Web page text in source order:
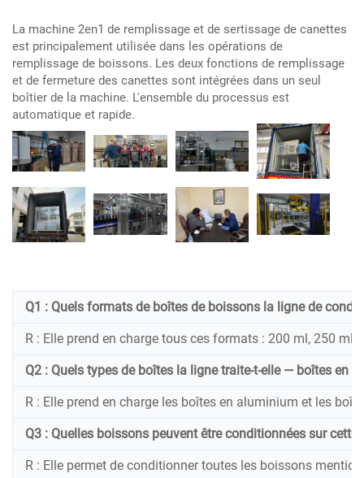
La machine 2en1 de remplissage et de sertissage de canettes
est principalement utilisée dans les opérations de
remplissage de boissons. Les deux fonctions de remplissage
et de fermeture des canettes sont intégrées dans un seul
boîtier de la machine. L'ensemble du processus est
automatique et rapide.
Q1 : Quels formats de boîtes de boissons la ligne de
R : Elle prend en charge tous ces formats : 200 ml, 250
Q2 : Quels types de boîtes la ligne traite-t-elle — boîtes en
R : Elle prend en charge les boîtes en aluminium et les
Q3 : Quelles boissons peuvent être conditionnées sur
R : Elle permet de conditionner toutes les boissons